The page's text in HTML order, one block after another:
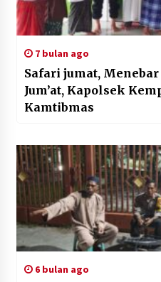
7 bulan ago
Safari jumat,
Jum’at, Kapolsek
Kamtibmas
6 bulan ago